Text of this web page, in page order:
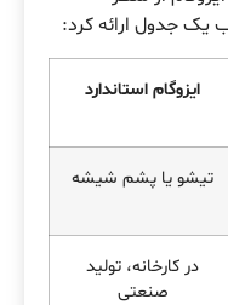
یک جدول ارائه کرد:
ایزوگام استاندارد
تیشو یا پشم شیشه
در کارخانه، تولید
صنعتی